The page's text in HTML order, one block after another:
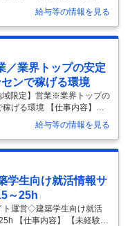
◆週休2日制／残業少なめ
建築業界★必須資格の取得
＋安定】を両立／新卒3年
ャリアアップ可能】 ■業務
総合資格学院」の生徒募集
動産業界企業、関連団体、
種ガイダンス・セミナーを
給与等の情報を見る
／業界トップの安定
ンで稼げる環境
限定】営業※業界トップの
げる環境 【仕事内容】
ップの安定性！／未経験
的な仕事内容】 ～知名度・
客ニーズ◎業界トップシェ
立／新卒3年目平均年収626
能～ ■業務の概要 当社が全
学院」にて下記の業務を担
ては就職セミナーや資格ガ
給与等の情報を見る
学生向け就活情報サ
～25h
ト運営◇建築学生向け就活
【仕事内容】 【未経験歓